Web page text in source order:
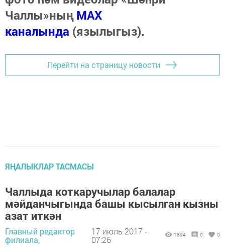
Чаллы»ныңMAX
каналында (язылыгыз).
Перейти на страницу новости
ЯҢАЛЫКЛАР ТАСМАСЫ
Чаллыда коткаручылар балалар
мәйданчыгында башы кысылган кызны
азат иткән
Главный редактор
филиала,
17 июль 2017 -
07:26
1894 0 0